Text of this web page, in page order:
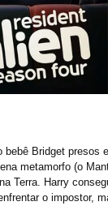
bebê Bridget presos
metamorfo (o
Terra. Harry
o impostor,